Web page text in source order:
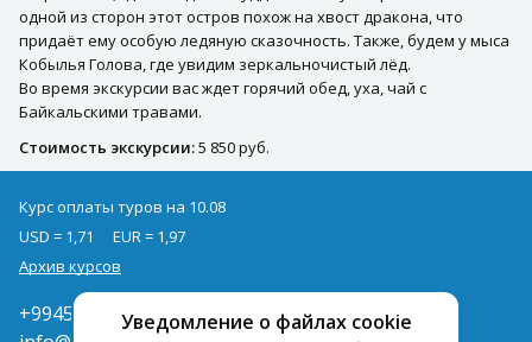
одной из сторон этот остров похож на хвост дракона, что
придаёт ему особую ледяную сказочность. Также, будем у мыса
Кобылья Голова, где увидим зеркальночистый лёд.
Во время экскурсии вас ждет горячий обед, уха, чай с
Байкальскими травами.
Стоимость экскурсии:5 850 руб.
Уведомление о файлах cookie
Курс оплаты туров на 10.08
USD = 1,71
EUR = 1,97
Архив курсов
+994502285435